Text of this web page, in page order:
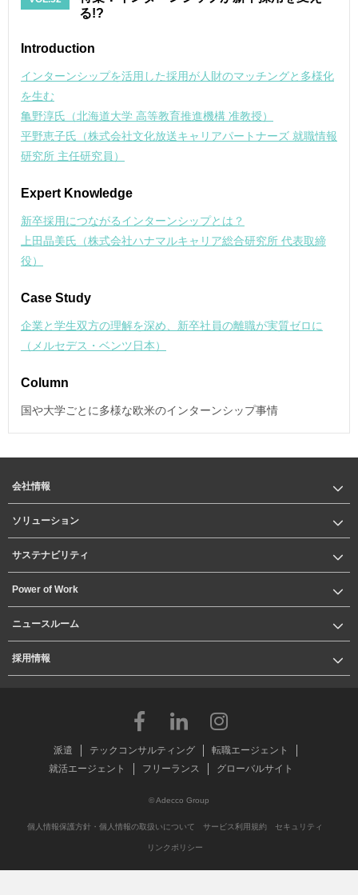
る!?
Introduction
インターンシップを活用した採用が人財のマッチングと多様化
を生む
亀野淳氏（北海道大学 高等教育推進機構 准教授）
平野恵子氏（株式会社文化放送キャリアパートナーズ 就職情報
研究所 主任研究員）
Expert Knowledge
新卒採用につながるインターンシップとは？
上田晶美氏（株式会社ハナマルキャリア総合研究所 代表取締
役）
Case Study
企業と学生双方の理解を深め、新卒社員の離職が実質ゼロに
（メルセデス・ベンツ日本）
Column
国や大学ごとに多様な欧米のインターンシップ事情
会社情報
ソリューション
サステナビリティ
Power of Work
ニュースルーム
採用情報
派遣 テックコンサルティング
転職エージェント
就活エージェント
フリーランス グローバルサイト
© Adecco Group
個人情報保護方針・個人情報の取扱いについて サービス利用規約 セキュリティ
リンクポリシー